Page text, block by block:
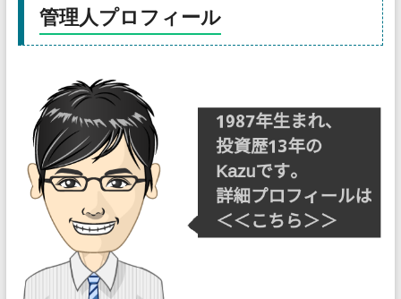
管理人プロフィール